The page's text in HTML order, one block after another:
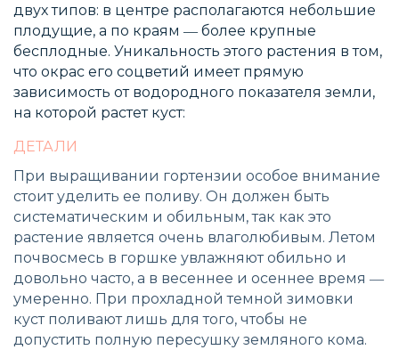
двух типов: в центре располагаются небольшие
плодущие, а по краям ― более крупные
бесплодные. Уникальность этого растения в том,
что окрас его соцветий имеет прямую
зависимость от водородного показателя земли,
на которой растет куст:
ДЕТАЛИ
При выращивании гортензии особое внимание
стоит уделить ее поливу. Он должен быть
систематическим и обильным, так как это
растение является очень влаголюбивым. Летом
почвосмесь в горшке увлажняют обильно и
довольно часто, а в весеннее и осеннее время ―
умеренно. При прохладной темной зимовки
куст поливают лишь для того, чтобы не
допустить полную пересушку земляного кома.